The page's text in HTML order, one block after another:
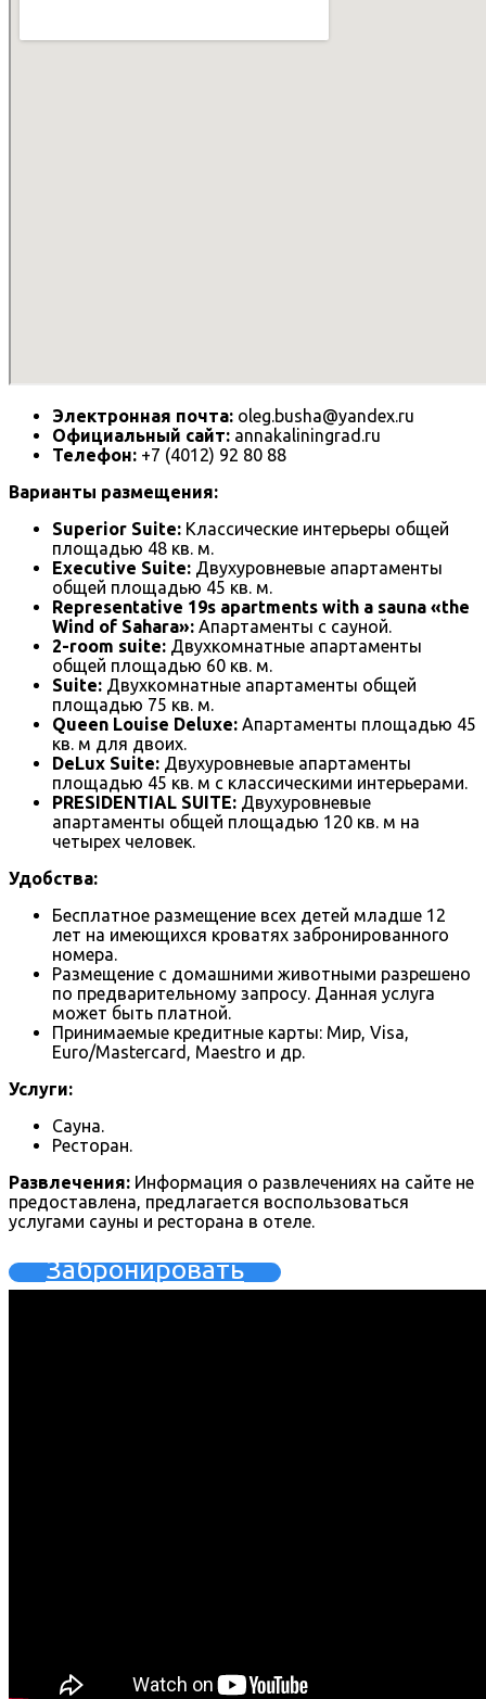
Электронная почта: oleg.busha@yandex.ru
Официальный сайт: annakaliningrad.ru
Телефон: +7 (4012) 92 80 88
Варианты размещения:
Superior Suite: Классические интерьеры общей
площадью 48 кв. м.
Executive Suite: Двухуровневые апартаменты
общей площадью 45 кв. м.
Representative 19s apartments with a sauna «the
Wind of Sahara»: Апартаменты с сауной.
2-room suite: Двухкомнатные апартаменты
общей площадью 60 кв. м.
Suite: Двухкомнатные апартаменты общей
площадью 75 кв. м.
Queen Louise Deluxe: Апартаменты площадью 45
кв. м для двоих.
DeLux Suite: Двухуровневые апартаменты
площадью 45 кв. м с классическими интерьерами.
PRESIDENTIAL SUITE: Двухуровневые
апартаменты общей площадью 120 кв. м на
четырех человек.
Удобства:
Бесплатное размещение всех детей младше 12
лет на имеющихся кроватях забронированного
номера.
Размещение с домашними животными разрешено
по предварительному запросу. Данная услуга
может быть платной.
Принимаемые кредитные карты: Мир, Visa,
Euro/Mastercard, Maestro и др.
Услуги:
Сауна.
Ресторан.
Развлечения: Информация о развлечениях на сайте не
предоставлена, предлагается воспользоваться
услугами сауны и ресторана в отеле.
Забронировать